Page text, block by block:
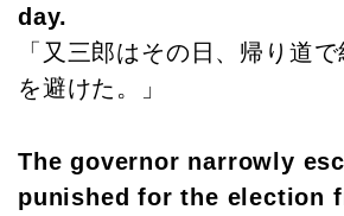
day.
「又三郎はその日、帰り道
を避けた。」
The governor narrowly
punished for the election